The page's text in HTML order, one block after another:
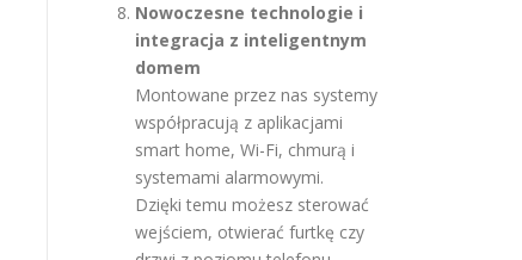
Nowoczesne technologie i
integracja z inteligentnym
domem
Montowane przez nas systemy
współpracują z aplikacjami
smart home, Wi-Fi, chmurą i
systemami alarmowymi.
Dzięki temu możesz sterować
wejściem, otwierać furtkę czy